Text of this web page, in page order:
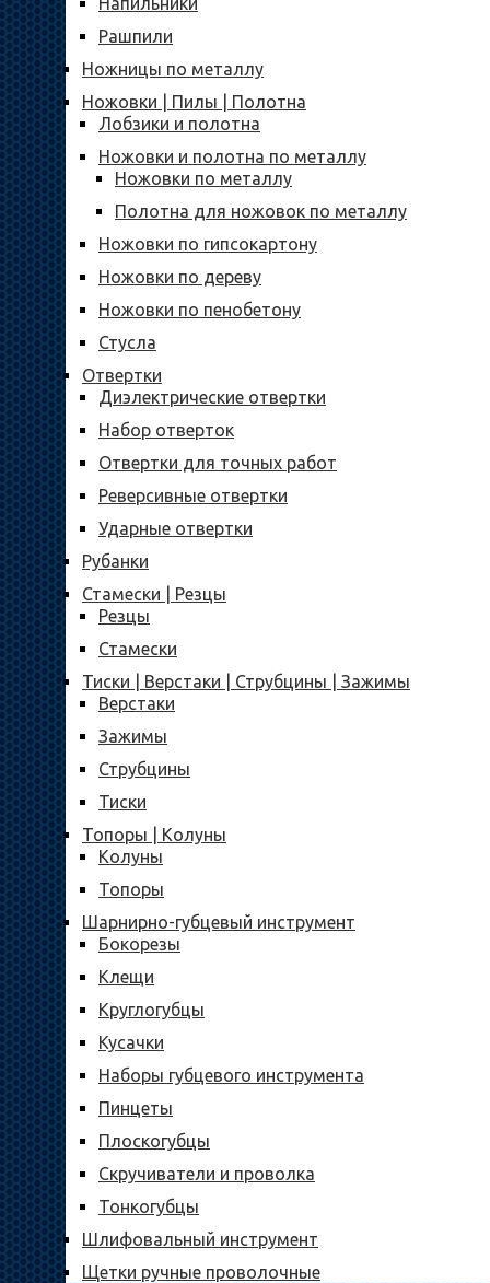
Рашпили
Ножницы по металлу
Ножовки | Пилы | Полотна
Лобзики и полотна
Ножовки и полотна по металлу
Ножовки по металлу
Полотна для ножовок по металлу
Ножовки по гипсокартону
Ножовки по дереву
Ножовки по пенобетону
Стусла
Отвертки
Диэлектрические отвертки
Набор отверток
Отвертки для точных работ
Реверсивные отвертки
Ударные отвертки
Рубанки
Стамески | Резцы
Резцы
Стамески
Тиски | Верстаки | Струбцины | Зажимы
Верстаки
Зажимы
Струбцины
Тиски
Топоры | Колуны
Колуны
Топоры
Шарнирно-губцевый инструмент
Бокорезы
Клещи
Круглогубцы
Кусачки
Наборы губцевого инструмента
Пинцеты
Плоскогубцы
Скручиватели и проволка
Тонкогубцы
Шлифовальный инструмент
Щетки ручные проволочные